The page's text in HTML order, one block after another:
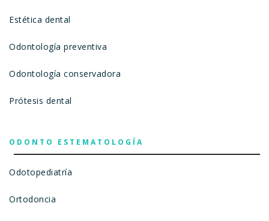
Estética dental
Odontología preventiva
Odontología conservadora
Prótesis dental
ODONTO ESTEMATOLOGÍA
Odotopediatría
Ortodoncia